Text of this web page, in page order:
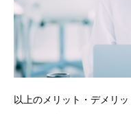
以上のメリット・デメリ